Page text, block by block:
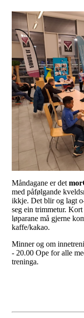
Måndagane er det
med påfølgande
ikkje. Det blir og lagt
seg ein trimmetur.
løparane må gjerne
kaffe/kakao.
Minner og om
- 20.00 Ope for alle
treninga.